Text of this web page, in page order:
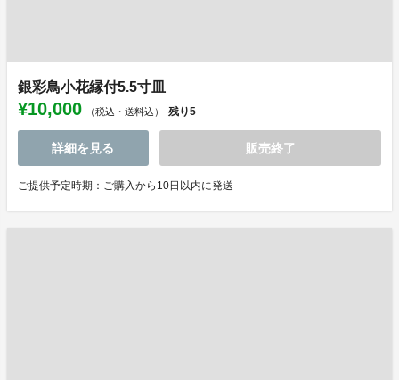
銀彩鳥小花縁付5.5寸皿
¥10,000 （税込・送料込） 残り5
詳細を見る 販売終了
ご提供予定時期：ご購入から10日以内に発送